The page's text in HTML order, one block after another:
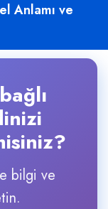
Anlamı ve
bilgi ve